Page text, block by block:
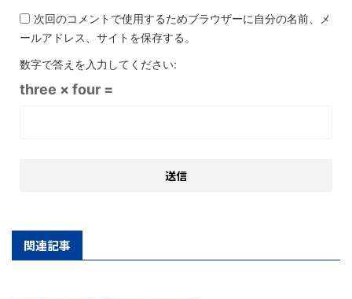
次回のコメントで使用するためブラウザーに自分の名前、メ
ールアドレス、サイトを保存する。
数字で答えを入力してください:
three × four =
関連記事